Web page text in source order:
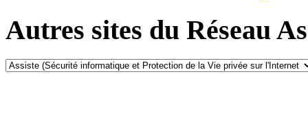
Autres sites du Réseau